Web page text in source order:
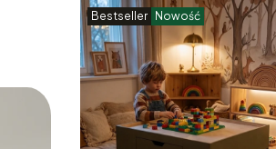
Bestseller Nowość